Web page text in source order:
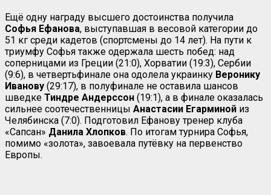
Ещё одну награду высшего достоинства получила
Софья Ефанова, выступавшая в весовой категории до
51 кг среди кадетов (спортсмены до 14 лет). На пути к
триумфу Софья также одержала шесть побед: над
соперницами из Греции (21:0), Хорватии (19:3), Сербии
(9:6), в четвертьфинале она одолела украинку Веронику
Иванову (29:17), в полуфинале не оставила шансов
шведке Тиндре Андерссон (19:1), а в финале оказалась
сильнее соотечественницы Анастасии Егарминой из
Челябинска (7:0). Подготовил Ефанову тренер клуба
«Сапсан» Данила Хлопков. По итогам турнира Софья,
помимо «золота», завоевала путёвку на первенство
Европы.